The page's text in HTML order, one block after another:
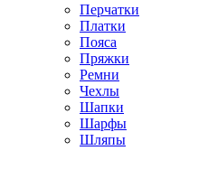
Перчатки
Платки
Пояса
Пряжки
Ремни
Чехлы
Шапки
Шарфы
Шляпы